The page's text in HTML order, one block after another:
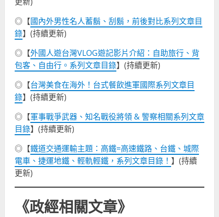
◎【國內外男性名人蓄鬍、刮鬍，前後對比系列文章目
錄】(持續更新)
◎【外國人遊台灣VLOG遊記影片介紹：自助旅行、背
包客、自由行。系列文章目錄】(持續更新)
◎【台灣美食在海外！台式餐飲進軍國際系列文章目
錄】(持續更新)
◎【軍事戰爭武器、知名戰役將領 & 警察相關系列文章
目錄】(持續更新)
◎【鐵道交通運輸主題：高鐵=高速鐵路、台鐵、城際
電車、捷運地鐵、輕軌輕鐵，系列文章目錄！ 】(持續
更新)
《政經相關文章》